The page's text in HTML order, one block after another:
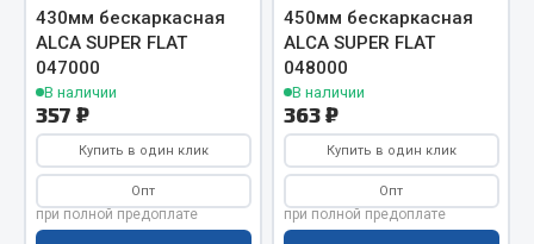
Весь раздел
Весь раздел
430мм бескаркасная
ALCA SUPER FLAT
047000
В наличии
357 ₽
Купить в один клик
Опт
при полной предоплате
450мм бескаркасная
ALCA SUPER FLAT
048000
В наличии
363 ₽
Купить в один клик
Опт
при полной предоплате